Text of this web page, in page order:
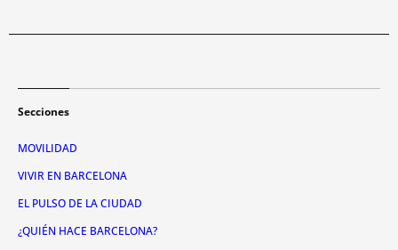
Secciones
MOVILIDAD
VIVIR EN BARCELONA
EL PULSO DE LA CIUDAD
¿QUIÉN HACE BARCELONA?